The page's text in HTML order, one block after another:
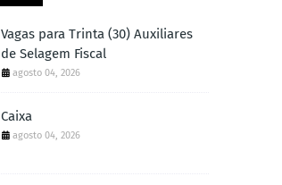
Vagas para Trinta (30) Auxiliares
de Selagem Fiscal
agosto 04, 2026
Caixa
agosto 04, 2026